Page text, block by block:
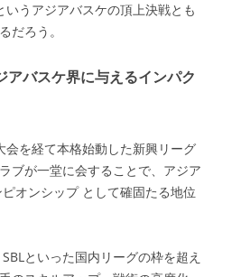
いうアジアバスケの頂上決戦とも
だろう。
アバスケ界に与えるインパク
会を経て本格始動した新興リーグ
ブが一堂に会することで、アジア
オンシップ として確固たる地位
といった国内リーグの枠を超え